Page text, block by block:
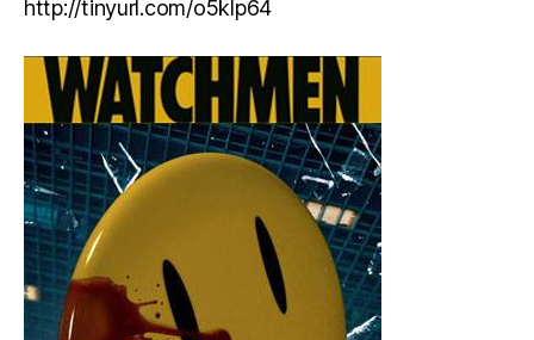
http://tinyurl.com/o5klp64